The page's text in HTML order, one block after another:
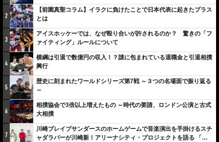
2
【前園真聖コラム】イラクに負けたことで日本代表に起きたプラス
とは
3
アイスホッケーでは、なぜ殴り合いが許されるのか？ 驚きの「フ
ァイティング」ルールについて
4
横綱は引退で数億円の収入！？謎に包まれている退職金と引退相撲
興行
5
歴史に刻まれたワールドシリーズ第7戦 ～３つの名場面で振り返る
～
6
相撲協会で3倍以上増えたもの ～時代の要請、ロンドン公演と古式
大相撲
7
川崎ブレイブサンダースのホームゲームで音楽演出を手掛けるスチ
ャダラパーが川崎新！アリーナシティ・プロジェクトを語る 「楽